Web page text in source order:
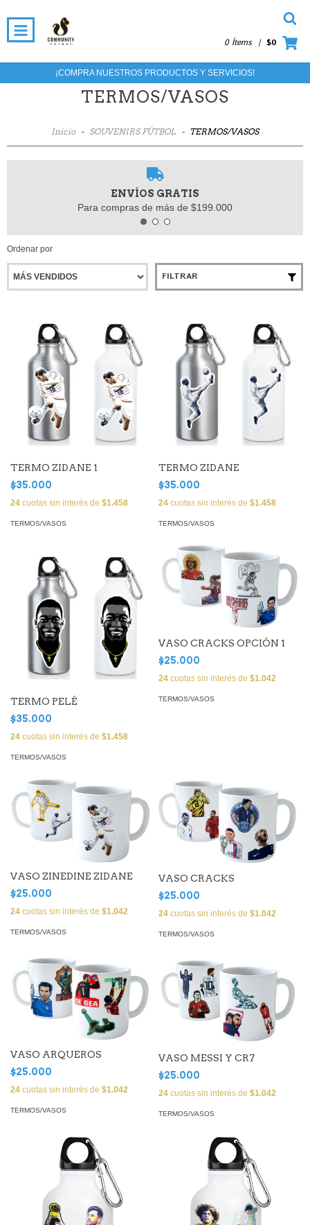
0 Ítems | $0
¡COMPRA NUESTROS PRODUCTOS Y SERVICIOS!
TERMOS/VASOS
Inicio - SOUVENIRS FÚTBOL - TERMOS/VASOS
ENVÍOS GRATIS
Para compras de más de $199.000
Ordenar por
FILTRAR
TERMO ZIDANE 1
$35.000
24 cuotas sin interés de $1.458
TERMOS/VASOS
TERMO ZIDANE
$35.000
24 cuotas sin interés de $1.458
TERMOS/VASOS
TERMO PELÉ
$35.000
24 cuotas sin interés de $1.458
TERMOS/VASOS
VASO CRACKS OPCIÓN 1
$25.000
24 cuotas sin interés de $1.042
TERMOS/VASOS
VASO ZINEDINE ZIDANE
$25.000
24 cuotas sin interés de $1.042
TERMOS/VASOS
VASO CRACKS
$25.000
24 cuotas sin interés de $1.042
TERMOS/VASOS
VASO ARQUEROS
$25.000
24 cuotas sin interés de $1.042
TERMOS/VASOS
VASO MESSI Y CR7
$25.000
24 cuotas sin interés de $1.042
TERMOS/VASOS